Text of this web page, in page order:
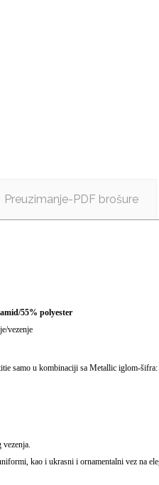
Preuzimanje-PDF brošure
55% polyester
vezenje
samo u kombinaciji sa Metallic iglom-
kao i ukrasni i ornamentalni vez na